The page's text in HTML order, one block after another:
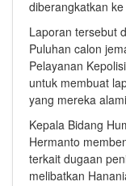
diberangkatkan
Laporan tersebut
Puluhan calon
Pelayanan
untuk membuat
yang mereka
Kepala Bidang
Hermanto
terkait dugaan
melibatkan